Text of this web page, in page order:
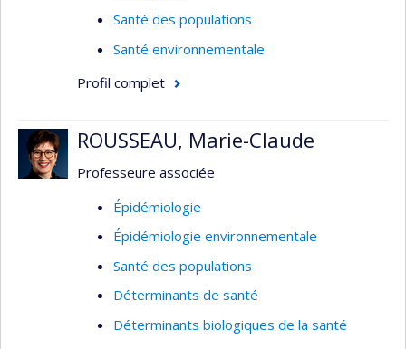
Santé des populations
Santé environnementale
Profil complet
ROUSSEAU, Marie-Claude
Professeure associée
Épidémiologie
Épidémiologie environnementale
Santé des populations
Déterminants de santé
Déterminants biologiques de la santé